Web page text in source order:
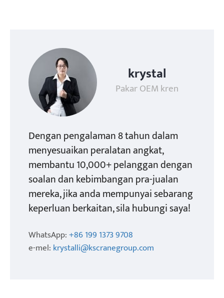
krystal
Pakar OEM kren
Dengan pengalaman 8 tahun dalam
menyesuaikan peralatan angkat,
membantu 10,000+ pelanggan dengan
soalan dan kebimbangan pra-jualan
mereka, jika anda mempunyai sebarang
keperluan berkaitan, sila hubungi saya!
WhatsApp:+86 199 1373 9708
e-mel: krystalli@kscranegroup.com